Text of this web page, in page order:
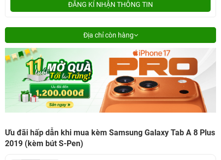
ĐĂNG KÍ NHẬN THÔNG TIN
Địa chỉ còn hàng
Ưu đãi hấp dẫn khi mua kèm Samsung Galaxy Tab A 8 Plus
2019 (kèm bút S-Pen)